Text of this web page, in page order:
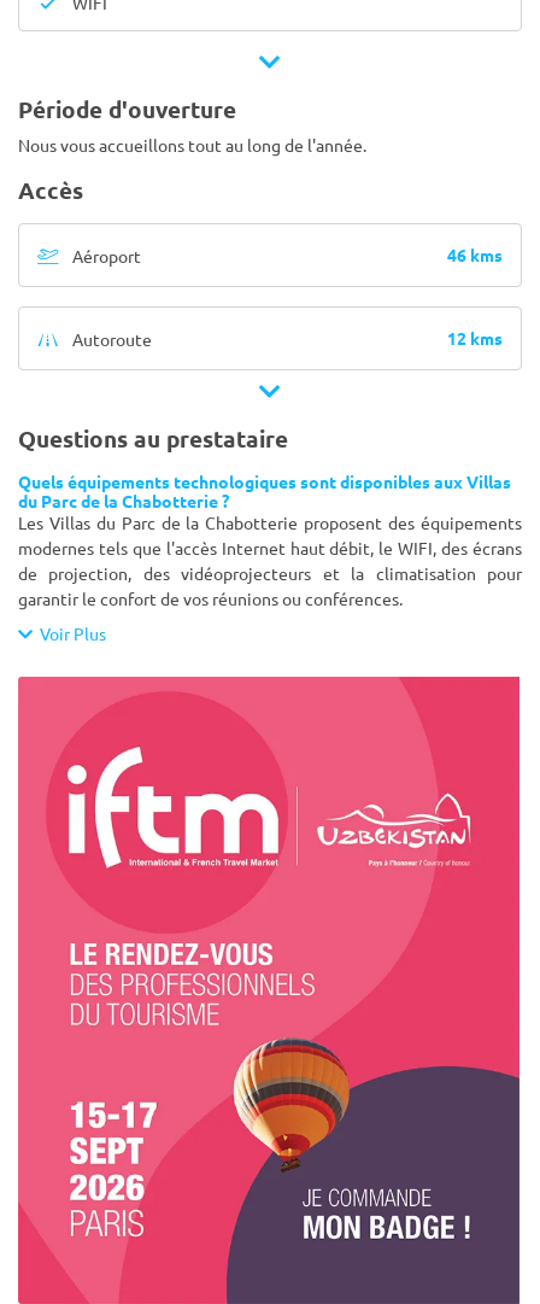
Période d'ouverture
Nous vous accueillons tout au long de l'année.
Accès
Aéroport 46 kms
Autoroute 12 kms
Questions au prestataire
Quels équipements technologiques sont disponibles aux Villas
du Parc de la Chabotterie ?
Les Villas du Parc de la Chabotterie proposent des équipements
modernes tels que l'accès Internet haut débit, le WIFI, des écrans
de projection, des vidéoprojecteurs et la climatisation pour
garantir le confort de vos réunions ou conférences.
Voir Plus